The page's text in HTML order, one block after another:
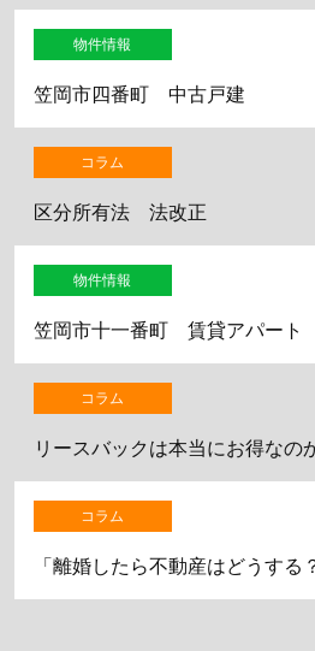
物件情報
笠岡市四番町 中古戸建
コラム
区分所有法 法改正
物件情報
笠岡市十一番町 賃貸アパート
コラム
リースバックは本当にお得なの
コラム
「離婚したら不動産はどうする